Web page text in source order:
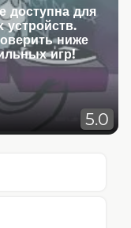
доступна для
ниже
игр!
5.0